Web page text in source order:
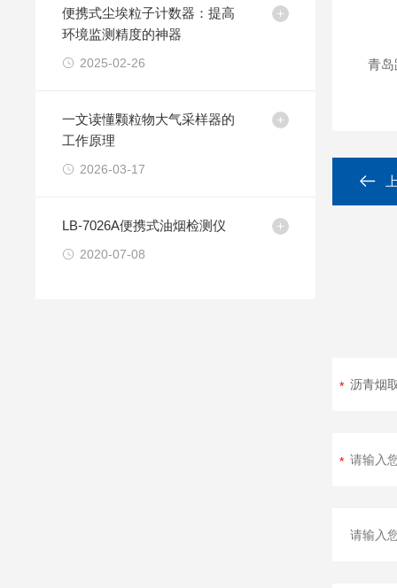
便携式尘埃粒子计数器：提高
环境监测精度的神器
2025-02-26
一文读懂颗粒物大气采样器的
工作原理
2026-03-17
LB-7026A便携式油烟检测仪
2020-07-08
青